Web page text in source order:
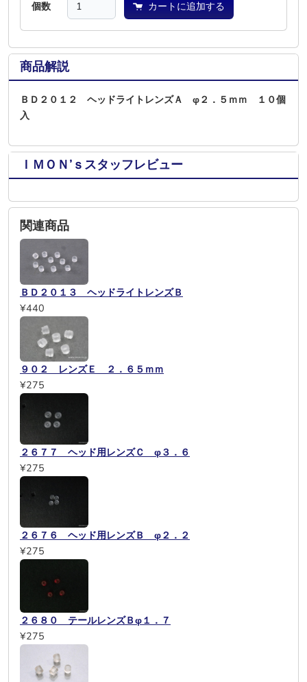
個数 カートに追加する
商品解説
ＢＤ２０１２ ヘッドライトレンズＡ φ２．５ｍｍ １０個
入
ＩＭＯＮ’ｓスタッフレビュー
関連商品
ＢＤ２０１３ ヘッドライトレンズＢ
¥440
９０２ レンズＥ ２．６５ｍｍ
¥275
２６７７ ヘッド用レンズＣ φ３．６
¥275
２６７６ ヘッド用レンズＢ φ２．２
¥275
２６８０ テールレンズＢφ１．７
¥275